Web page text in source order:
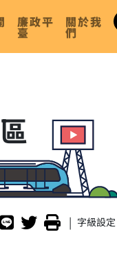
廉政平
臺
關於我
們
| 字級設定